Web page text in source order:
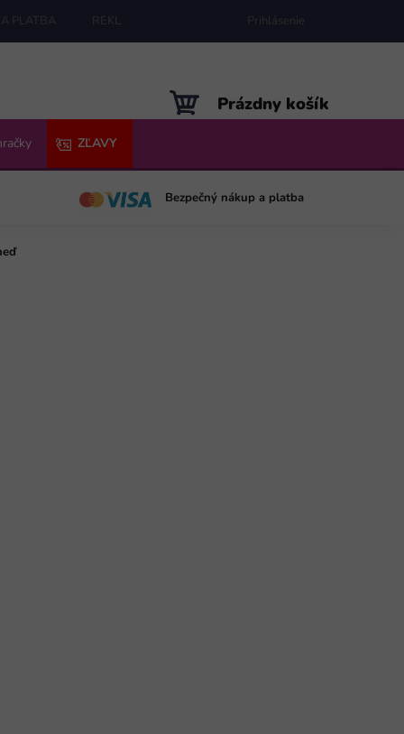
PLATBA REKLAMÁCIE MAPA SERVERU
Prihlásenie
NÁKUPNÝ
KOŠÍK
Prázdny košík
ZĽAVY
Bezpečný nákup a platba